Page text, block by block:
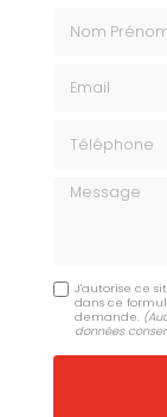
Message
J'autorise ce
dans ce
demande.
données